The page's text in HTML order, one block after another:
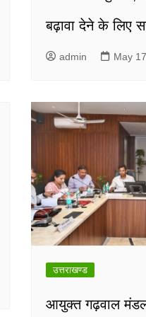
बढ़ावा देने के लिए
admin May
उत्तराखण्ड
आयुक्त गढ़वाल